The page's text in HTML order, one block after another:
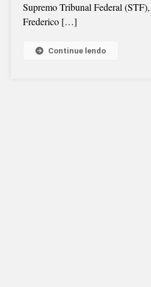
Supremo Tribunal Federal
Frederico […]
Continue lendo